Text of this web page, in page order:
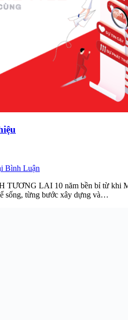
Bình Luận
LAI 10 năm bền bỉ từ khi
sống, từng bước xây dựng và…